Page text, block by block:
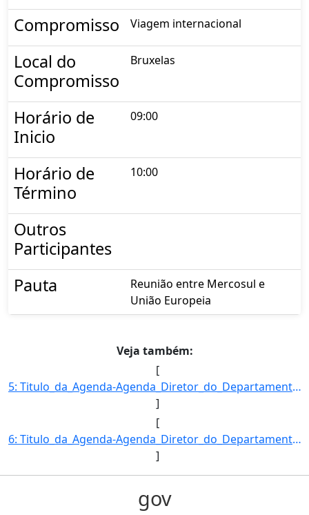
Compromisso
Viagem internacional
Local do
Compromisso
Bruxelas
Horário de
Inicio
09:00
Horário de
Término
10:00
Outros
Participantes
Pauta
Reunião entre Mercosul e
União Europeia
Veja também:
[
5: Titulo_da_Agenda-Agenda_Diretor_do_Departamento_de_Acesso_a_Mercados_e_Competitividade-Descricao_da_]
]
[
6: Titulo_da_Agenda-Agenda_Diretor_do_Departamento_de_Acesso_a_Mercados_e_Competitividade-Descricao_da_]
]
gov